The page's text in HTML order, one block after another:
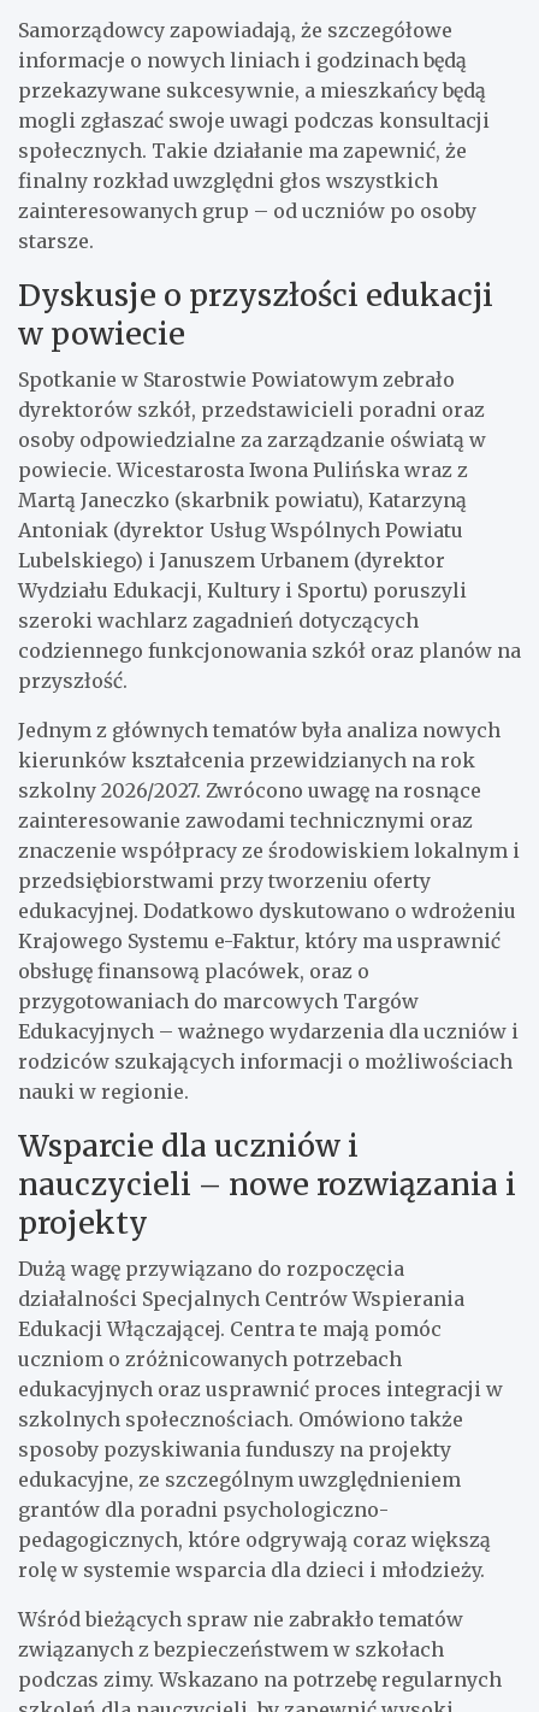
Samorządowcy zapowiadają, że szczegółowe
informacje o nowych liniach i godzinach będą
przekazywane sukcesywnie, a mieszkańcy będą
mogli zgłaszać swoje uwagi podczas konsultacji
społecznych. Takie działanie ma zapewnić, że
finalny rozkład uwzględni głos wszystkich
zainteresowanych grup – od uczniów po osoby
starsze.
Dyskusje o przyszłości edukacji
w powiecie
Spotkanie w Starostwie Powiatowym zebrało
dyrektorów szkół, przedstawicieli poradni oraz
osoby odpowiedzialne za zarządzanie oświatą w
powiecie. Wicestarosta Iwona Pulińska wraz z
Martą Janeczko (skarbnik powiatu), Katarzyną
Antoniak (dyrektor Usług Wspólnych Powiatu
Lubelskiego) i Januszem Urbanem (dyrektor
Wydziału Edukacji, Kultury i Sportu) poruszyli
szeroki wachlarz zagadnień dotyczących
codziennego funkcjonowania szkół oraz planów na
przyszłość.
Jednym z głównych tematów była analiza nowych
kierunków kształcenia przewidzianych na rok
szkolny 2026/2027. Zwrócono uwagę na rosnące
zainteresowanie zawodami technicznymi oraz
znaczenie współpracy ze środowiskiem lokalnym i
przedsiębiorstwami przy tworzeniu oferty
edukacyjnej. Dodatkowo dyskutowano o wdrożeniu
Krajowego Systemu e-Faktur, który ma usprawnić
obsługę finansową placówek, oraz o
przygotowaniach do marcowych Targów
Edukacyjnych – ważnego wydarzenia dla uczniów i
rodziców szukających informacji o możliwościach
nauki w regionie.
Wsparcie dla uczniów i
nauczycieli – nowe rozwiązania i
projekty
Dużą wagę przywiązano do rozpoczęcia
działalności Specjalnych Centrów Wspierania
Edukacji Włączającej. Centra te mają pomóc
uczniom o zróżnicowanych potrzebach
edukacyjnych oraz usprawnić proces integracji w
szkolnych społecznościach. Omówiono także
sposoby pozyskiwania funduszy na projekty
edukacyjne, ze szczególnym uwzględnieniem
grantów dla poradni psychologiczno-
pedagogicznych, które odgrywają coraz większą
rolę w systemie wsparcia dla dzieci i młodzieży.
Wśród bieżących spraw nie zabrakło tematów
związanych z bezpieczeństwem w szkołach
podczas zimy. Wskazano na potrzebę regularnych